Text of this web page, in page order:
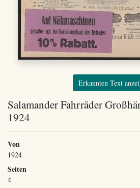
Erkannten Text
Salamander Fahrräder
1924
Von
1924
Seiten
4